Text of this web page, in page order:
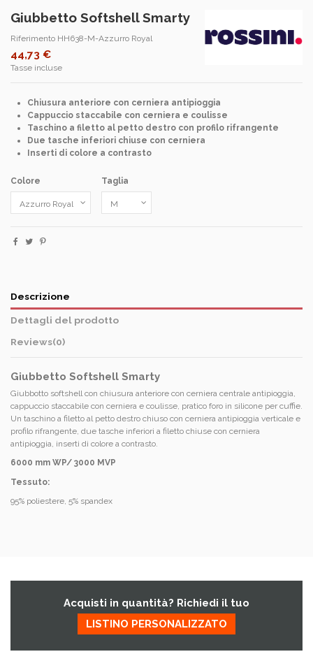
Giubbetto Softshell Smarty
Riferimento HH638-M-Azzurro Royal
44,73 €
Tasse incluse
Chiusura anteriore con cerniera antipioggia
Cappuccio staccabile con cerniera e coulisse
Taschino a filetto al petto destro con profilo rifrangente
Due tasche inferiori chiuse con cerniera
Inserti di colore a contrasto
Colore Taglia
Descrizione
Dettagli del prodotto
Reviews(0)
Giubbetto Softshell Smarty
Giubbotto softshell con chiusura anteriore con cerniera centrale antipioggia,
cappuccio staccabile con cerniera e coulisse, pratico foro in silicone per cuffie.
Un taschino a filetto al petto destro chiuso con cerniera antipioggia verticale e
profilo rifrangente, due tasche inferiori a filetto chiuse con cerniera
antipioggia, inserti di colore a contrasto.
6000 mm WP/ 3000 MVP
Tessuto:
95% poliestere, 5% spandex
Acquisti in quantità? Richiedi il tuo
LISTINO PERSONALIZZATO